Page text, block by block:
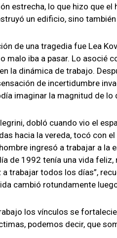
estrecha, lo que hizo que el
un edificio, sino
de una tragedia fue Lea
malo iba a pasar. Lo asocié
la dinámica de trabajo.
de incertidumbre
imaginar la magnitud de lo
dobló cuando vio el
hacia la vereda, tocó con el
ingresó a trabajar a la
de 1992 tenía una vida
trabajar todos los días”,
cambió rotundamente
los vínculos se
podemos decir, que